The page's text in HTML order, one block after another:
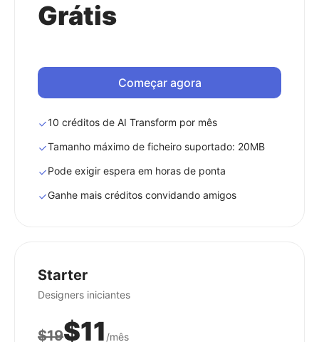
Grátis
Começar agora
10 créditos de AI Transform por mês
Tamanho máximo de ficheiro suportado: 20MB
Pode exigir espera em horas de ponta
Ganhe mais créditos convidando amigos
Starter
Designers iniciantes
$19$11 /mês